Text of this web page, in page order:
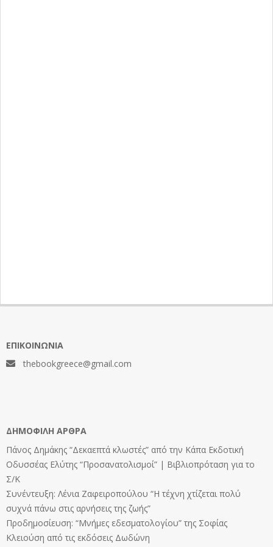
ΕΠΙΚΟΙΝΩΝΊΑ
thebookgreece@gmail.com
ΔΗΜΟΦΙΛΉ ΆΡΘΡΑ
Πάνος Δημάκης “Δεκαεπτά κλωστές” από την Κάπα Εκδοτική
Οδυσσέας Ελύτης “Προσανατολισμοί” | Βιβλιοπρόταση για το
Σ/Κ
Συνέντευξη: Λένια Ζαφειροπούλου “Η τέχνη χτίζεται πολύ
συχνά πάνω στις αρνήσεις της ζωής”
Προδημοσίευση: “Μνήμες εδεσματολογίου” της Σοφίας
Κλειούση από τις εκδόσεις Δωδώνη